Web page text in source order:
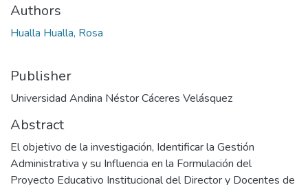
Authors
Hualla Hualla, Rosa
Publisher
Universidad Andina Néstor Cáceres Velásquez
Abstract
El objetivo de la investigación, Identificar la Gestión
Administrativa y su Influencia en la Formulación del
Proyecto Educativo Institucional del Director y Docentes de